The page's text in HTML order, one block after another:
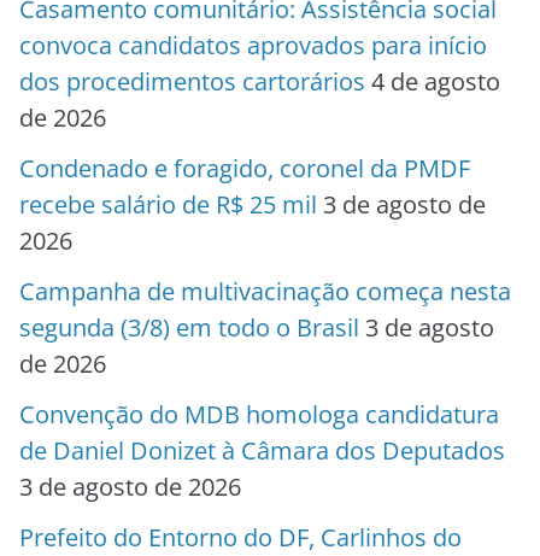
Casamento comunitário: Assistência social
convoca candidatos aprovados para início
dos procedimentos cartorários 4 de agosto
de 2026
Condenado e foragido, coronel da PMDF
recebe salário de R$ 25 mil 3 de agosto de
2026
Campanha de multivacinação começa nesta
segunda (3/8) em todo o Brasil 3 de agosto
de 2026
Convenção do MDB homologa candidatura
de Daniel Donizet à Câmara dos Deputados
3 de agosto de 2026
Prefeito do Entorno do DF, Carlinhos do